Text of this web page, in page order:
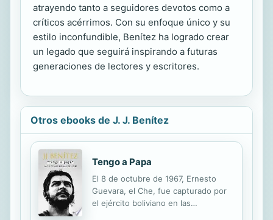
atrayendo tanto a seguidores devotos como a
críticos acérrimos. Con su enfoque único y su
estilo inconfundible, Benítez ha logrado crear
un legado que seguirá inspirando a futuras
generaciones de lectores y escritores.
Otros ebooks de J. J. Benítez
Tengo a Papa
El 8 de octubre de 1967, Ernesto
Guevara, el Che, fue capturado por
el ejército boliviano en las